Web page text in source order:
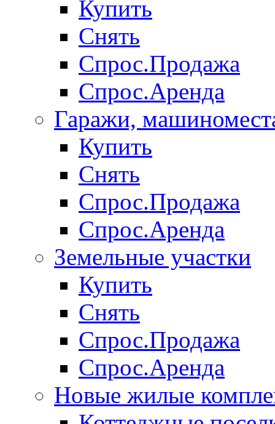
Купить
Снять
Спрос.Продажа
Спрос.Аренда
Гаражи,
Купить
Снять
Спрос.Продажа
Спрос.Аренда
Земельные участки
Купить
Снять
Спрос.Продажа
Спрос.Аренда
Новые жилые